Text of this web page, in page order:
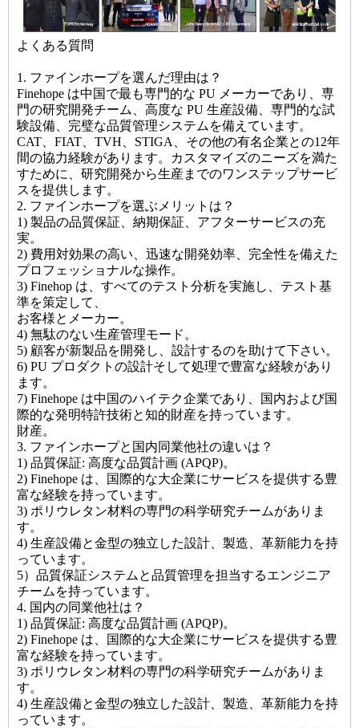
よくある質問
1. ファインホープを選んだ理由は？
Finehope は中国で最も専門的な PU メーカーであり、専
門の研究開発チーム、高度な PU 生産設備、専門的な試
験設備、完璧な品質管理システムを備えています。
CAT、FIAT、TVH、STIGA、その他の有名企業との12年
間の協力経験があります。カスタマイズのニーズを満た
すために、研究開発から生産までのワンステップサービ
スを提供します。
2. ファインホープを選ぶメリットは？
1) 製品の品質保証、納期保証、アフターサービスの充
実。
2) 費用対効果の高い、迅速な開発効率、完全性を備えた
プロフェッショナルな操作。
3) Finehop は、すべてのテスト分析を実施し、テスト基
準を策定して、
お客様とメーカー。
4) 無駄のない生産管理モード。
5) 顧客が新製品を開発し、設計するのを助けて下さい。
6) PU プロダクトの設計そして処理で豊富な経験があり
ます。
7) Finehope は中国のハイテク企業であり、国内および国
際的な発明特許技術と知的財産を持っています。
財産。
3. ファインホープと国内同業他社の違いは？
1) 品質保証: 高度な品質計画 (APQP)。
2) Finehope は、国際的な大企業にサービスを提供する豊
富な経験を持っています。
3) ポリウレタン材料の専門の科学研究チームがありま
す。
4) 生産設備と金型の独立した設計、製造、革新能力を持
っています。
5）品質保証システムと品質管理を担当するエンジニア
チームを持っています。
4. 国内の同業他社は？
1) 品質保証: 高度な品質計画 (APQP)。
2) Finehope は、国際的な大企業にサービスを提供する豊
富な経験を持っています。
3) ポリウレタン材料の専門の科学研究チームがありま
す。
4) 生産設備と金型の独立した設計、製造、革新能力を持
っています。